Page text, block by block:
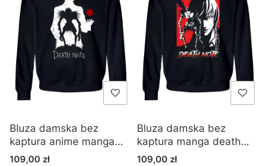
Bluza damska bez
kaptura anime manga
death note
Cena
109,00 zł
Bluza damska bez
kaptura manga death
note
Cena
109,00 zł